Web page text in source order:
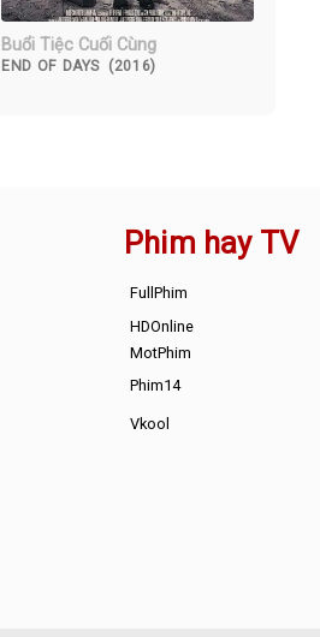
Buổi Tiệc Cuối Cùng
END OF DAYS (2016)
Phim hay TV
FullPhim
HDOnline
MotPhim
Phim14
Vkool